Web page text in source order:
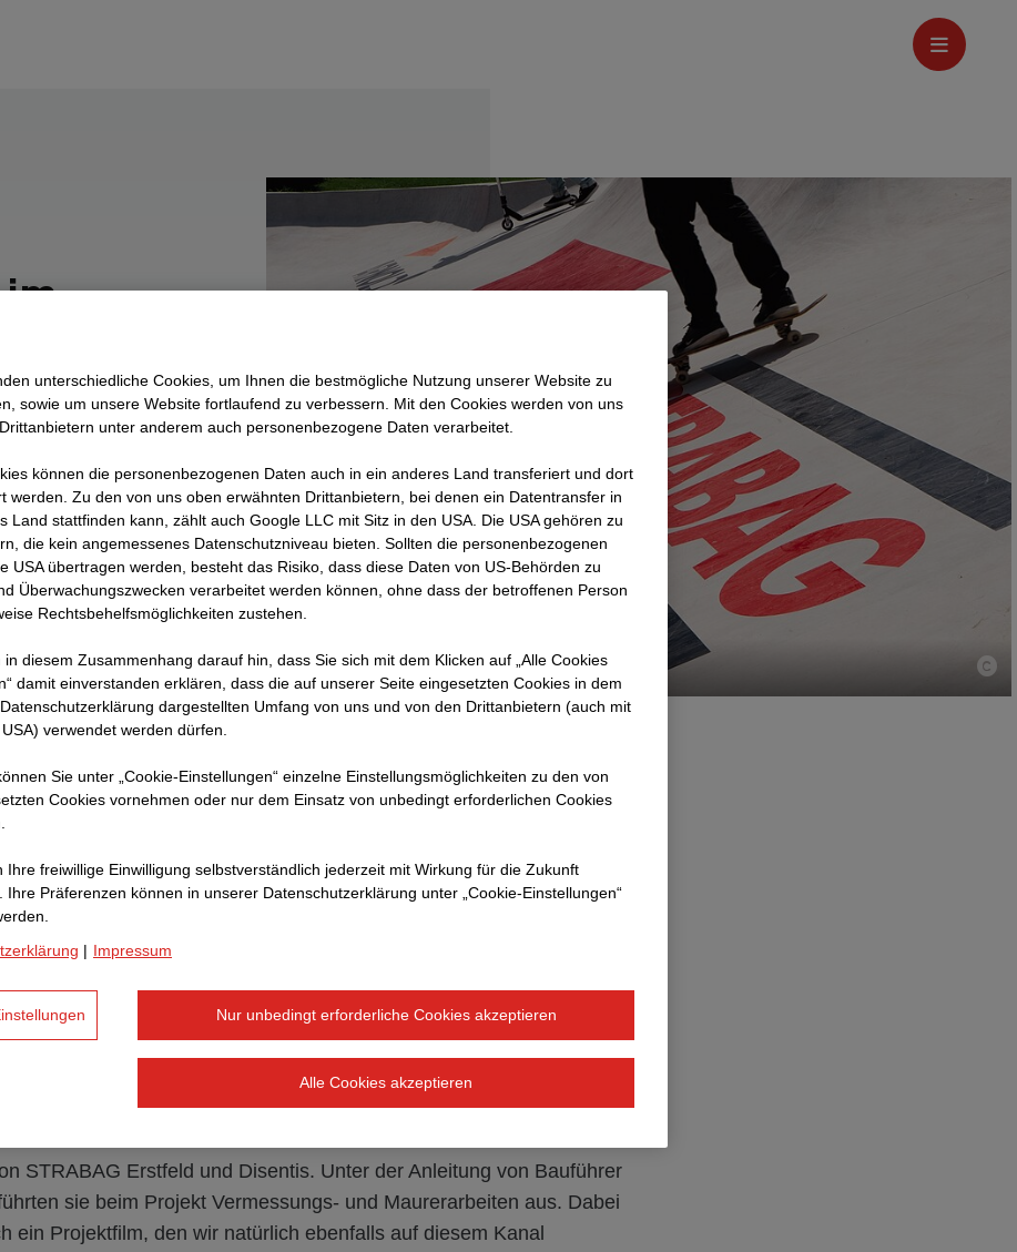
Selder
der
setzte sich der Verein Freestyle Uri für den Bau des neuen Parks im
Umso bedeutender der Moment, als letzten Samstag, 12. August
zusammen den Park eröffnen und somit für die
freigeben konnten. Sogleich rollten die ersten Kinder, Jugendlichen
über die Elemente und Half-Pipes. Die Freude war sehr
fünf Monate hinweg entstand am Selderboden in Silenen auf rund
ein Skatepark, der für alle etwas bietet - von Einsteiger:innen bis hin
von der Partie waren die Maurer:innen und Baumaschinen-Mechaniker
STRABAG Erstfeld und Disentis. Unter der Anleitung von Bauführer
sie beim Projekt Vermessungs- und Maurerarbeiten aus. Dabei
ein Projektfilm, den wir natürlich ebenfalls auf diesem Kanal
unterschiedliche Cookies, um Ihnen die best­mögliche Nutzung unserer Website zu
sowie um unsere Website fortlaufend zu verbessern. Mit den Cookies werden von uns
unter anderem auch personenbezogene Daten verarbeitet.
können die personenbezogenen Daten auch in ein anderes Land transferiert und dort
werden. Zu den von uns oben erwähnten Drittanbietern, bei denen ein Datentransfer in
Land stattfinden kann, zählt auch Google LLC mit Sitz in den USA. Die USA gehören zu
die kein angemessenes Datenschutzniveau bieten. Sollten die personenbezogenen
USA übertragen werden, besteht das Risiko, dass diese Daten von US-Behörden zu
Überwachungszwecken verarbeitet werden können, ohne dass der betroffenen Person
Rechtsbehelfsmöglichkeiten zustehen.
in diesem Zusammenhang darauf hin, dass Sie sich mit dem Klicken auf „Alle Cookies
damit ein­ver­standen erklären, dass die auf unserer Seite eingesetzten Cookies in dem
dargestellten Umfang von uns und von den Drittanbietern (auch mit
verwendet werden dürfen.
Sie unter „Cookie-Einstellungen“ einzelne Einstellungsmöglichkeiten zu den von
Cookies vornehmen oder nur dem Einsatz von unbedingt erforderlichen Cookies
Ihre freiwillige Einwilligung selbstverständlich jederzeit mit Wirkung für die Zukunft
Ihre Prä­fe­renzen können in unserer Datenschutzerklärung unter „Cookie-Einstellungen“
| Impressum
Nur unbedingt erforderliche Cookies akzeptieren
Alle Cookies akzeptieren